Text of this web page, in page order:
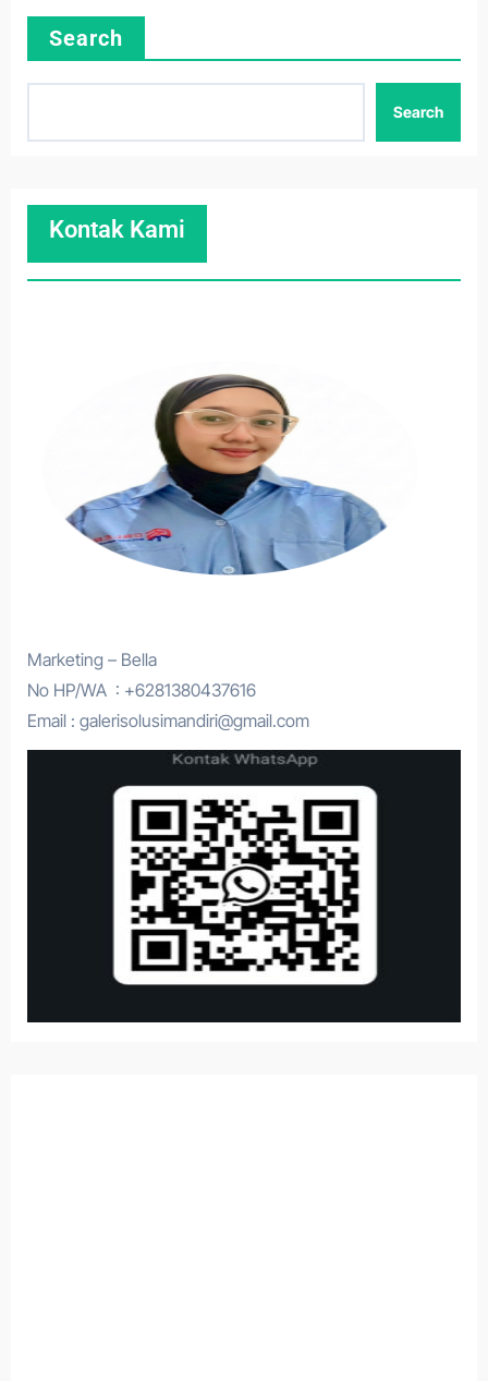
Search
Search
Kontak Kami
Marketing – Bella
No HP/WA : +6281380437616
Email : galerisolusimandiri@gmail.com